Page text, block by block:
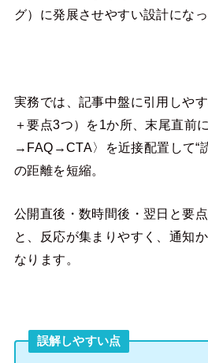
グ）に発展させやすい設計になっ
実務では、記事中盤に引用しや
＋要点3つ）を1か所、末尾直前
→FAQ→CTA〉を近接配置して“
の距離を短縮。
公開直後・数時間後・翌日と要
と、反応が集まりやすく、通知
なります。
誤解しやすい点